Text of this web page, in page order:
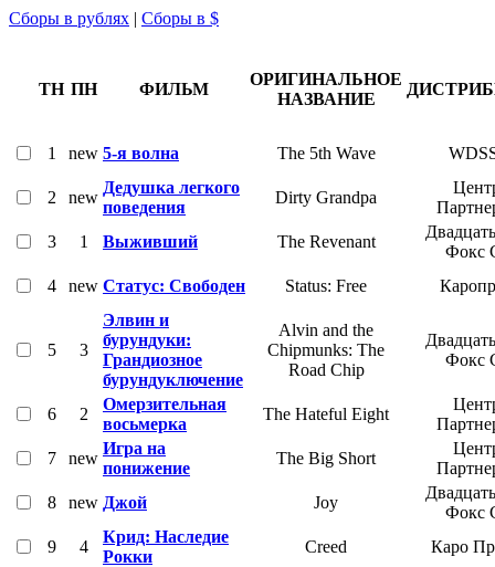
Сборы в рублях | Сборы в $
ТН ПН ФИЛЬМ
ОРИГИНАЛЬНОЕ
НАЗВАНИЕ
1 new 5-я волна The 5th Wave
2 new
Дедушка легкого
поведения
Dirty Grandpa
3
1 Выживший The Revenant
Фокс
4
new Статус: Свободен Status: Free
5 3
Элвин и
бурундуки:
Грандиозное
бурундуключение
Alvin and the
Chipmunks: The
Road Chip
Фокс
6 2
Омерзительная
восьмерка
The Hateful Eight
7
new
Игра на
понижение
The Big Short
8
new Джой Joy
Фокс
9
4
Крид: Наследие
Рокки
Creed Каро